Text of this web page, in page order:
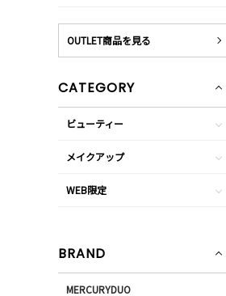
OUTLET商品を見る
CATEGORY
ビューティー
メイクアップ
WEB限定
BRAND
MERCURYDUO